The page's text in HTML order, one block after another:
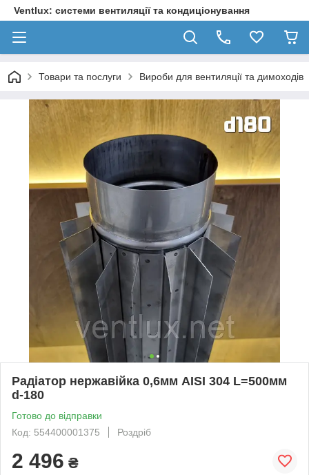
Ventlux: системи вентиляції та кондиціонування
Товари та послуги Вироби для вентиляції та димоходів
Радіатор нержавійка 0,6мм AISI 304 L=500мм
d-180
Готово до відправки
Код: 554400001375
Роздріб
2 496 ₴